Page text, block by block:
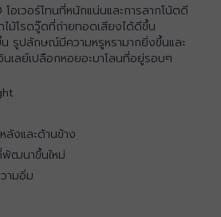
อเวอร์โทนที่หนักแน่นและการลากโน้ตดี
ไม้โรดวู๊ดที่ถ่ายทอดเสียงได้ดีขึ้น
น รูปลักษณ์มีความหรูหรามากยิ่งขึ้นและ
เลย์เปลือกหอยอะบาโลนที่อยู่รอบๆ
ลังและด้านข้าง
ฒนาขึ้นใหม่
ามอิ่ม